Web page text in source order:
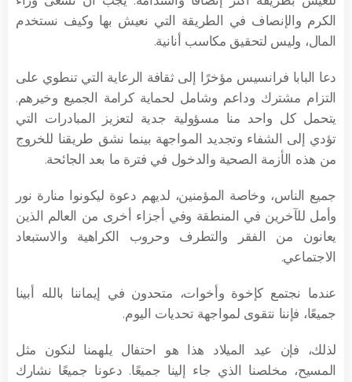
الكرم والإنصاف في الطريقة التي نعيش بها وكيف نستخدم
المال، وليس لتحقيق مكاسب أنانية.
دعا البابا فرانسيس مؤخرًا إلى ثقافة الرعاية التي تنطوي على
التزام مشترك وداعم وشامل لحماية كرامة الجميع وخيرهم.
يتحمل كل واحد منا مسؤولية جدية لتعزيز المبادرات التي
تؤدي إلى الشفاء وتجديد المواجهة بينما نشق طريقنا للخروج
من هذه الأزمة الصحية والدخول في فترة ما بعد الجائحة.
جميع الناس، وخاصة المؤمنين، لديهم دعوة ليكونوا منارة نور
وأمل للآخرين في المنطقة وفي أجزاء أخرى من العالم الذين
يعانون من الفقر والتطرف وحروب الكراهية والاستبعاد
الاجتماعي.
عندما نجتمع كإخوة وأخوات، متحدون في إيماننا بالله أبينا
جميعًا، فإننا نتقوى لمواجهة تحديات اليوم.
لذلك، فإن عيد الميلاد هذا هو احتفال يلهمنا لنكون مثل
المسيح، مخلصنا الذي جاء إلينا جميعًا. دعونا جميعًا نشارك